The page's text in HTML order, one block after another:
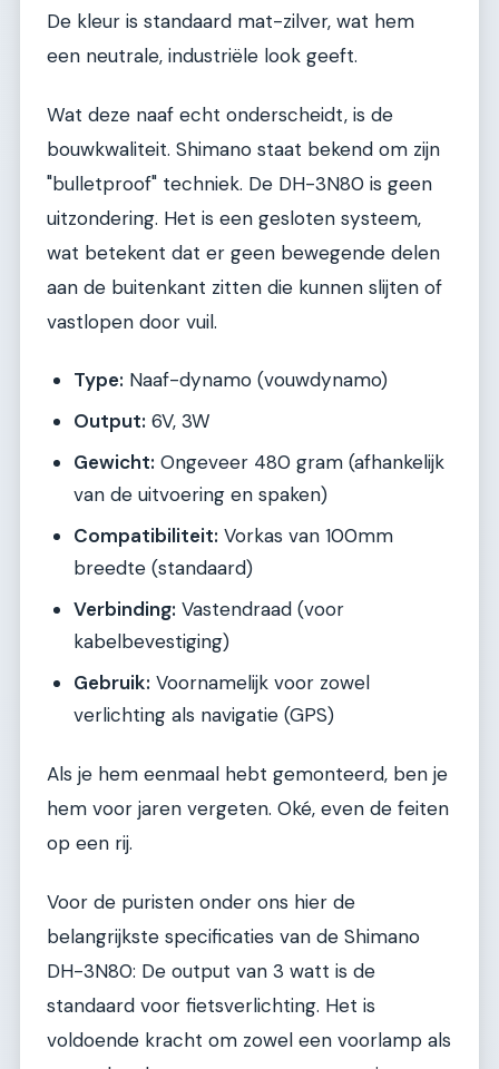
De kleur is standaard mat-zilver, wat hem
een neutrale, industriële look geeft.
Wat deze naaf echt onderscheidt, is de
bouwkwaliteit. Shimano staat bekend om zijn
"bulletproof" techniek. De DH-3N80 is geen
uitzondering. Het is een gesloten systeem,
wat betekent dat er geen bewegende delen
aan de buitenkant zitten die kunnen slijten of
vastlopen door vuil.
Type: Naaf-dynamo (vouwdynamo)
Output: 6V, 3W
Gewicht: Ongeveer 480 gram (afhankelijk
van de uitvoering en spaken)
Compatibiliteit: Vorkas van 100mm
breedte (standaard)
Verbinding: Vastendraad (voor
kabelbevestiging)
Gebruik: Voornamelijk voor zowel
verlichting als navigatie (GPS)
Als je hem eenmaal hebt gemonteerd, ben je
hem voor jaren vergeten. Oké, even de feiten
op een rij.
Voor de puristen onder ons hier de
belangrijkste specificaties van de Shimano
DH-3N80: De output van 3 watt is de
standaard voor fietsverlichting. Het is
voldoende kracht om zowel een voorlamp als